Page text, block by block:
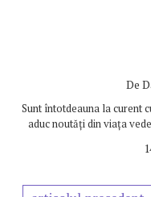
De
Sunt întotdeauna la curent
aduc noutăți din viața